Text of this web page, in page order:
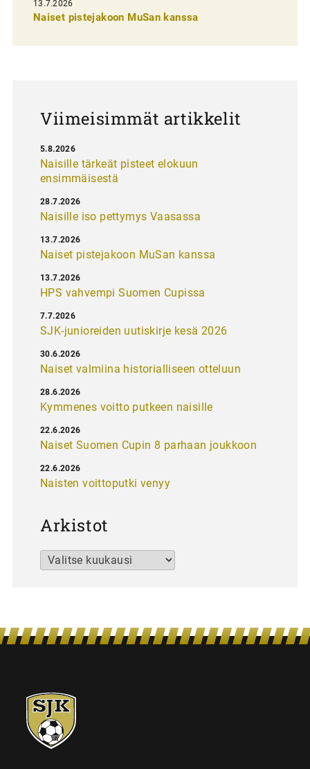
e
13.7.2026
Naiset pistejakoon MuSan kanssa
Viimeisimmät artikkelit
Naisille tärkeät pisteet elokuun
ensimmäisestä
5.8.2026
Naisille iso pettymys Vaasassa
28.7.2026
Naiset pistejakoon MuSan kanssa
13.7.2026
HPS vahvempi Suomen Cupissa
13.7.2026
SJK-junioreiden uutiskirje kesä 2026
7.7.2026
Naiset valmiina historialliseen otteluun
30.6.2026
Kymmenes voitto putkeen naisille
28.6.2026
Naiset Suomen Cupin 8 parhaan joukkoon
22.6.2026
Naisten voittoputki venyy
22.6.2026
Arkistot
Arkistot
SJK-
juniorit